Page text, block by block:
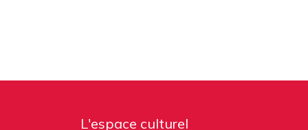
L'espace culturel